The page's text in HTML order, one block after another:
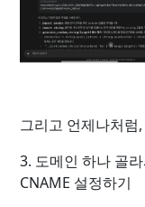
그리고 언제나처럼,
3. 도메인 하나 골
CNAME 설정하기